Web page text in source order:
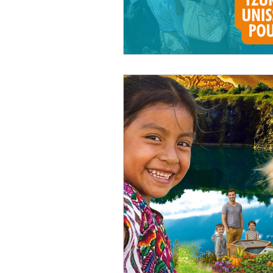
Permaculture aquaponie
Réseau Environnement